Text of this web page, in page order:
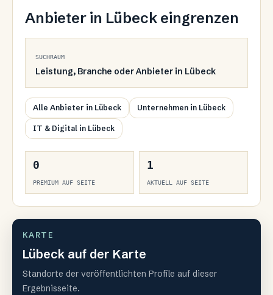
Anbieter in Lübeck eingrenzen
SUCHRAUM
Leistung, Branche oder Anbieter in Lübeck
Alle Anbieter in Lübeck Unternehmen in Lübeck
IT & Digital in Lübeck
0
PREMIUM AUF SEITE
1
AKTUELL AUF SEITE
KARTE
Lübeck auf der Karte
Standorte der veröffentlichten Profile auf dieser
Ergebnisseite.